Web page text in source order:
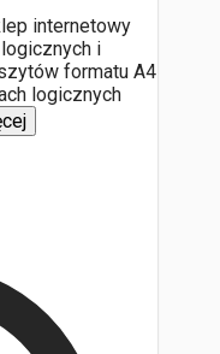
internetowy
i
formatu A4
logicznych